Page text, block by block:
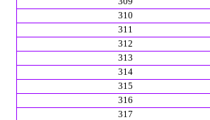
310
311
312
313
314
315
316
317